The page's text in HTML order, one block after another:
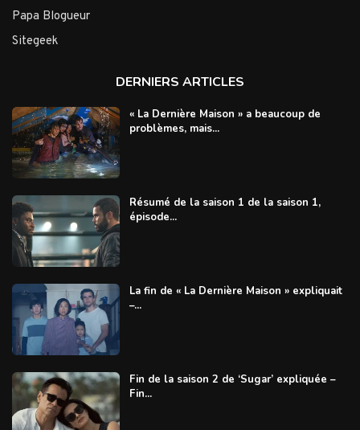
Papa Blogueur
Sitegeek
DERNIERS ARTICLES
« La Dernière Maison » a beaucoup de
problèmes, mais...
Résumé de la saison 1 de la saison 1,
épisode...
La fin de « La Dernière Maison » expliquait
–...
Fin de la saison 2 de ‘Sugar’ expliquée –
Fin...